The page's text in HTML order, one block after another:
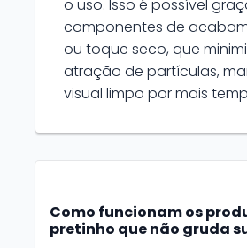
o uso. Isso é possível
componentes de
ou toque seco, que
atração de partículas,
visual limpo por mais
Como funcionam os
pretinho que não gruda